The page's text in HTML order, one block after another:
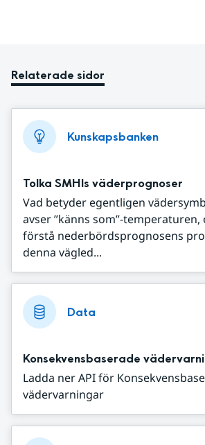
Relaterade sidor
Kunskapsbanken
Tolka SMHIs väderprognoser
Vad betyder egentligen
avser ”känns som”-
förstå nederbördsprognosens
denna vägled...
Data
Konsekvensbaserade
Ladda ner API för
vädervarningar